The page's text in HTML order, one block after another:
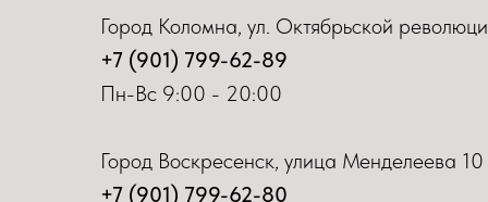
Город Коломна, ул. Октябрьской
+7 (901) 799-62-89
Пн-Вс 9:00 - 20:00
Город Воскресенск, улица Менделеева 10
+7 (901) 799-62-80